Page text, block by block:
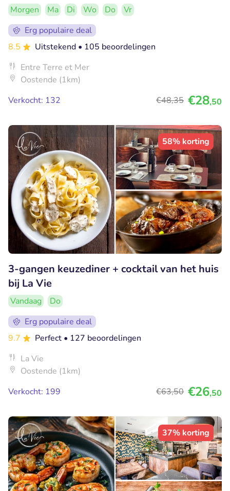
Morgen Ma Di Wo Do
Vr
Erg populaire deal
8.5
Uitstekend • 105 beoordelingen
Entre Terre et Mer
Oostende (1km)
Verkocht: 132
€48,35 €28,50
58% korting
3-gangen keuzediner + cocktail van het huis
bij La Vie
Vandaag
Do
Erg populaire deal
9.7
Perfect • 127 beoordelingen
La Vie
Oostende (1km)
Verkocht: 199
€63,50 €26,50
37% korting